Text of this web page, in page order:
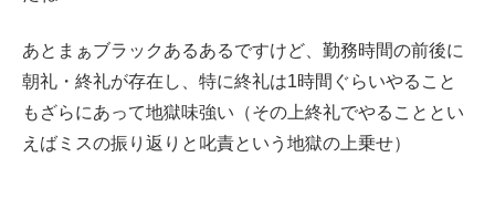
あとまぁブラックあるあるですけど、勤務時間の前後に
朝礼・終礼が存在し、特に終礼は1時間ぐらいやること
もざらにあって地獄味強い（その上終礼でやることとい
えばミスの振り返りと叱責という地獄の上乗せ）